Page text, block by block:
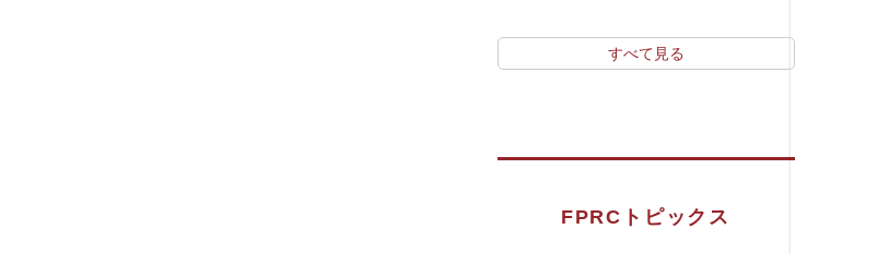
すべて見る
FPRCトピックス